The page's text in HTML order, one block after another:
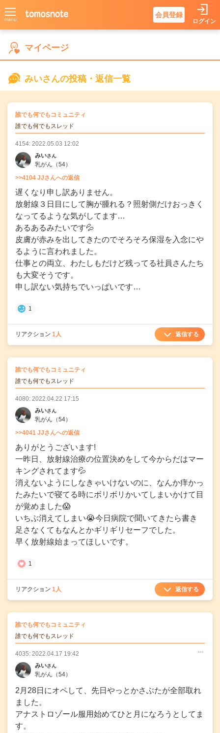
会員登録
ログイン
みいさんの
マイページ
みいさんの投稿・返信一覧
誰でも何でもコミュニティ
誰でも何でもスレッド
4154: 2022.05.03 12:02
みいさん
乳がん （54）
>>4104 JJさんへの返信
遅くなり申し訳ありません。
放射線３日目にして胸が腫れる？照射側だけおっきく
なってるような気がしてます…
あるあるみたいです💦
皮膚が赤みを出してきたのでそろそろ保湿を入念にや
るように言われました。
仕事との両立、わたしもだけど残ってる社員さんたち
も大変そうです。
申し訳ない気持ちでいっぱいです…
1
リアクション 1人 返信する
誰でも何でもコミュニティ
誰でも何でもスレッド
4080: 2022.04.22 17:15
みいさん
乳がん （54）
>>4041 JJさんへの返信
ありがとうございます!
一昨日、放射線治療の位置決めをして今からだはマー
キングされてます💦
消えないようにしなきゃいけないのに、なんか痒かっ
たみたいで寝てる時にボリボリかいてしまいかけて目
が覚めました😱
いちぶ消えてしまい😭今日病院で聞いてきたら書き
足さなくてもなんとかギリギリセーフでした。
早く放射線始まってほしいです。
1
リアクション 1人 返信する
誰でも何でもコミュニティ
誰でも何でもスレッド
○ ○ ○
4035: 2022.04.17 19:42
みいさん
乳がん （54）
2月28日にオペして、先日やっとかさぶたが全部取れ
ました。
アナストロゾール服用始めてひと月になろうとしてま
す。